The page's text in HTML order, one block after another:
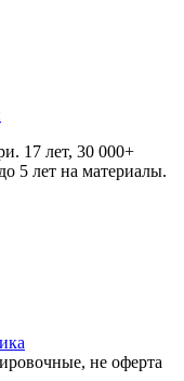
17 лет, 30 000+
5 лет на материалы.
не оферта